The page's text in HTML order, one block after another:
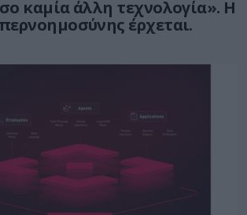
καμία άλλη τεχνολογία». Η
έρχεται.